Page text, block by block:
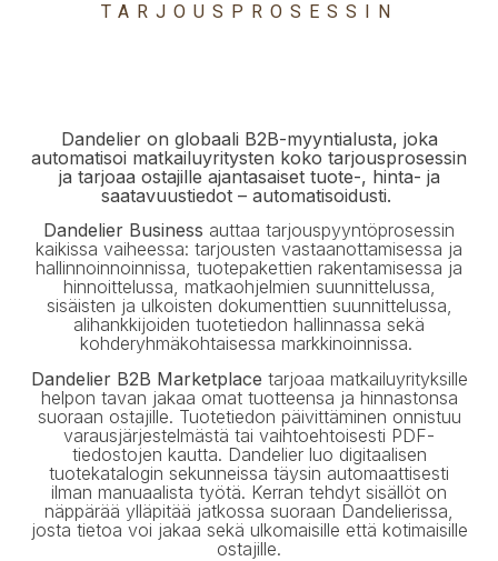
TARJOUSPROSESSIN
Dandelier on globaali B2B-myyntialusta, joka
automatisoi matkailuyritysten koko tarjousprosessin
ja tarjoaa ostajille ajantasaiset tuote-, hinta- ja
saatavuustiedot – automatisoidusti.
Dandelier Business auttaa tarjouspyyntöprosessin
kaikissa vaiheessa: tarjousten vastaanottamisessa ja
hallinnoinnoinnissa, tuotepakettien rakentamisessa ja
hinnoittelussa, matkaohjelmien suunnittelussa,
sisäisten ja ulkoisten dokumenttien suunnittelussa,
alihankkijoiden tuotetiedon hallinnassa sekä
kohderyhmäkohtaisessa markkinoinnissa.
Dandelier B2B Marketplace tarjoaa matkailuyrityksille
helpon tavan jakaa omat tuotteensa ja hinnastonsa
suoraan ostajille. Tuotetiedon päivittäminen onnistuu
varausjärjestelmästä tai vaihtoehtoisesti PDF-
tiedostojen kautta. Dandelier luo digitaalisen
tuotekatalogin sekunneissa täysin automaattisesti
ilman manuaalista työtä. Kerran tehdyt sisällöt on
näppärää ylläpitää jatkossa suoraan Dandelierissa,
josta tietoa voi jakaa sekä ulkomaisille että kotimaisille
ostajille.